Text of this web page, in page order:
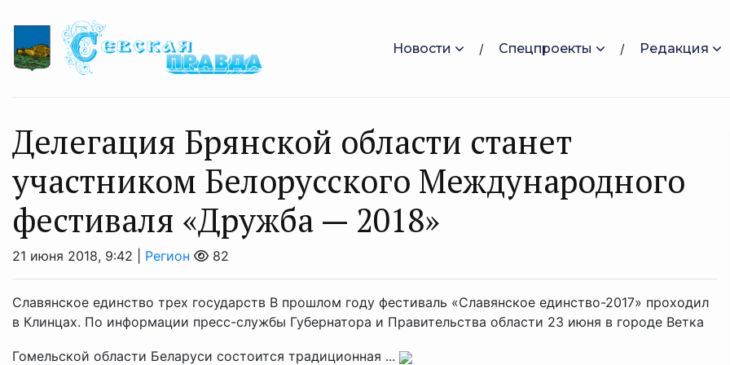
Новости Спецпроекты Редакция
Делегация Брянской области станет
участником Белорусского Международного
фестиваля «Дружба — 2018»
21 июня 2018, 9:42 | Регион 82
Славянское единство трех государств В прошлом году фестиваль «Славянское единство-2017» проходил
в Клинцах. По информации пресс-службы Губернатора и Правительства области 23 июня в городе Ветка
Гомельской области Беларуси состоится традиционная ...